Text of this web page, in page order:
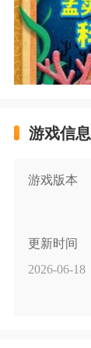
游戏信息
游戏版本
更新时间
2026-06-18